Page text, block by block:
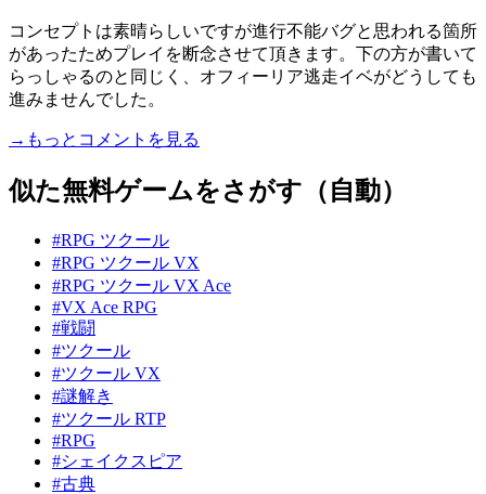
コンセプトは素晴らしいですが進行不能バグと思われる箇所
があったためプレイを断念させて頂きます。下の方が書いて
らっしゃるのと同じく、オフィーリア逃走イベがどうしても
進みませんでした。
→もっとコメントを見る
似た無料ゲームをさがす（自動）
#RPG ツクール
#RPG ツクール VX
#RPG ツクール VX Ace
#VX Ace RPG
#戦闘
#ツクール
#ツクール VX
#謎解き
#ツクール RTP
#RPG
#シェイクスピア
#古典